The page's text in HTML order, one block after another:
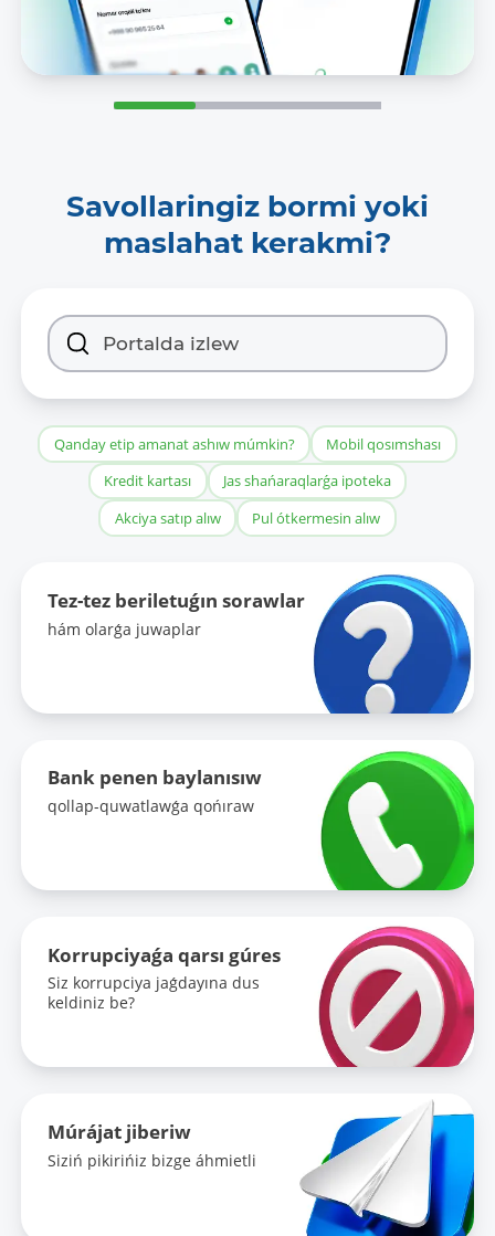
Savollaringiz bormi yoki
maslahat kerakmi?
Qanday etip amanat ashıw múmkin?
Mobil qosımshası
Kredit kartası
Jas shańaraqlarǵa ipoteka
Akciya satıp alıw
Pul ótkermesin alıw
Tez-tez beriletuǵın sorawlar
hám olarǵa juwaplar
Bank penen baylanısıw
qollap-quwatlawǵa qońıraw
Korrupciyaǵa qarsı gúres
Siz korrupciya jaǵdayına dus
keldiniz be?
Múrájat jiberiw
Siziń pikirińiz bizge áhmietli